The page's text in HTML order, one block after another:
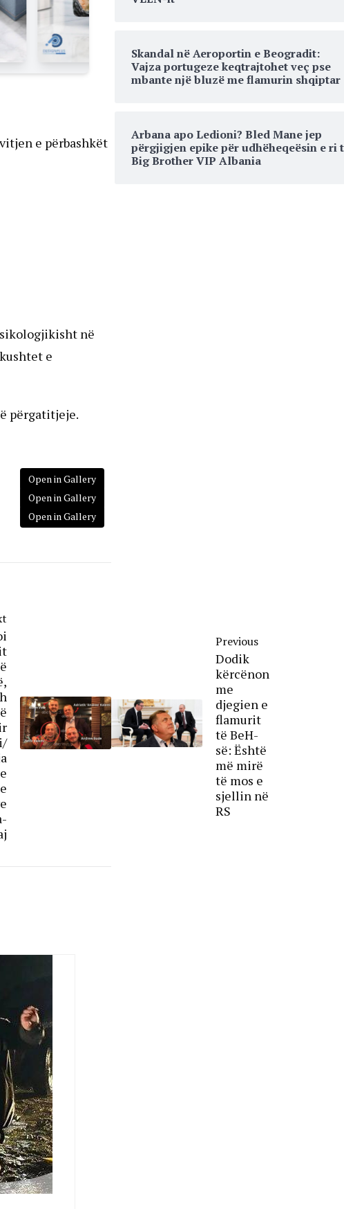
e përbashkët
në
e
përgatitjeje.
Open in Gallery
Open in Gallery
Open in Gallery
Previous
Dodik
kërcënon
me
djegien e
flamurit
të BeH-
së: Është
më mirë
të mos e
sjellin në
RS
Skandal në Aeroportin e Beogradit:
Vajza portugeze keqtrajtohet veç pse
mbante një bluzë me flamurin shqiptar
Arbana apo Ledioni? Bled Mane jep
përgjigjen epike për udhëheqeësin e ri
Big Brother VIP Albania